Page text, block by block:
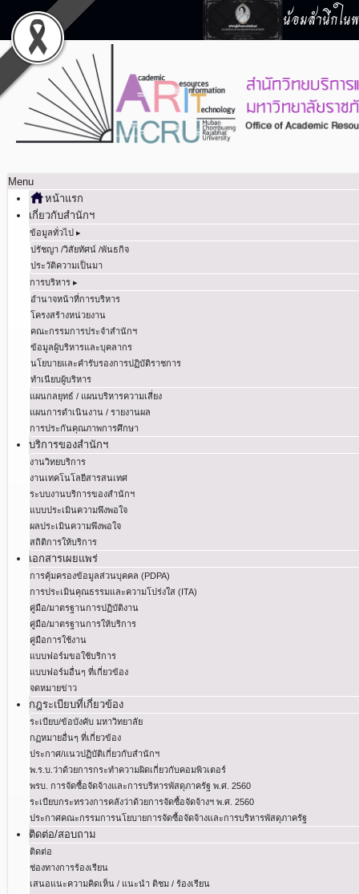
น้อมสำนึกใน
Menu
หน้าแรก
เกี่ยวกับสำนักฯ
ข้อมูลทั่วไป ▸
ปรัชญา /วิสัยทัศน์ /พันธกิจ
ประวัติความเป็นมา
การบริหาร ▸
อำนาจหน้าที่การบริหาร
โครงสร้างหน่วยงาน
คณะกรรมการประจำสำนักฯ
ข้อมูลผู้บริหารและบุคลากร
นโยบายและคำรับรองการปฏิบัติราชการ
ทำเนียบผู้บริหาร
แผนกลยุทธ์ / แผนบริหารความเสี่ยง
แผนการดำเนินงาน / รายงานผล
การประกันคุณภาพการศึกษา
บริการของสำนักฯ
งานวิทยบริการ
งานเทคโนโลยีสารสนเทศ
ระบบงานบริการของสำนักฯ
แบบประเมินความพึงพอใจ
ผลประเมินความพึงพอใจ
สถิติการให้บริการ
เอกสารเผยแพร่
การคุ้มครองข้อมูลส่วนบุคคล (PDPA)
การประเมินคุณธรรมและความโปร่งใส (ITA)
คู่มือ/มาตรฐานการปฏิบัติงาน
คู่มือ/มาตรฐานการให้บริการ
คู่มือการใช้งาน
แบบฟอร์มขอใช้บริการ
แบบฟอร์มอื่นๆ ที่เกี่ยวข้อง
จดหมายข่าว
กฎระเบียบที่เกี่ยวข้อง
ระเบียบ/ข้อบังคับ มหาวิทยาลัย
กฏหมายอื่นๆ ที่เกี่ยวข้อง
ประกาศ/แนวปฏิบัติเกี่ยวกับสำนักฯ
พ.ร.บ.ว่าด้วยการกระทําความผิดเกี่ยวกับคอมพิวเตอร์
พรบ. การจัดซื้อจัดจ้างและการบริหารพัสดุภาครัฐ พ.ศ. 2560
ระเบียบกระทรวงการคลังว่าด้วยการจัดซื้อจัดจ้างฯ พ.ศ. 2560
ประกาศคณะกรรมการนโยบายการจัดซื้อจัดจ้างและการบริหารพัสดุภาครัฐ
ติดต่อ/สอบถาม
ติดต่อ
ช่องทางการร้องเรียน
เสนอแนะความคิดเห็น / แนะนำ ติชม / ร้องเรียน